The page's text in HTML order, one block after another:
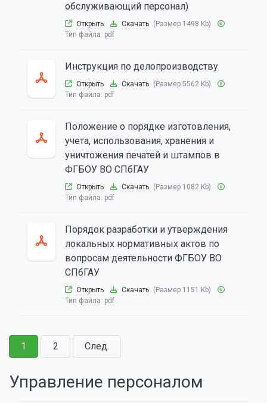
обслуживающий персонал)
Открыть Скачать (Размер 1498 Kb)
Тип файла: pdf
Инструкция по делопроизводству
Открыть Скачать (Размер 5562 Kb)
Тип файла: pdf
Положение о порядке изготовления,
учета, использования, хранения и
уничтожения печатей и штампов в
ФГБОУ ВО СПбГАУ
Открыть Скачать (Размер 1082 Kb)
Тип файла: pdf
Порядок разработки и утверждения
локальных нормативных актов по
вопросам деятельности ФГБОУ ВО
СПбГАУ
Открыть Скачать (Размер 1151 Kb)
Тип файла: pdf
1 2 След.
Управление персоналом